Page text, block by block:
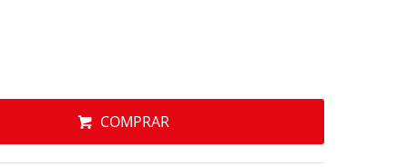
COMPRAR